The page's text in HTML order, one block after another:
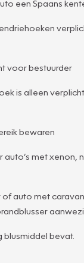
een Spaans
voor bestuurder
is alleen
bewaren
met xenon,
of auto met
bevat.